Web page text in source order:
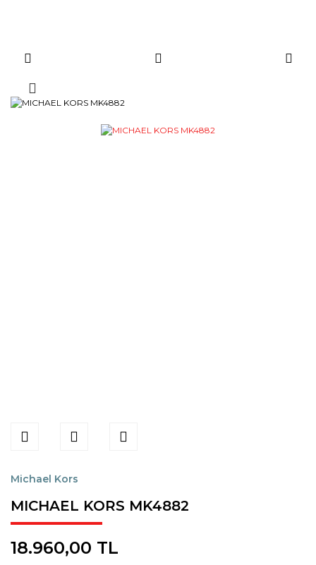
Michael Kors
MICHAEL KORS MK4882
18.960,00 TL